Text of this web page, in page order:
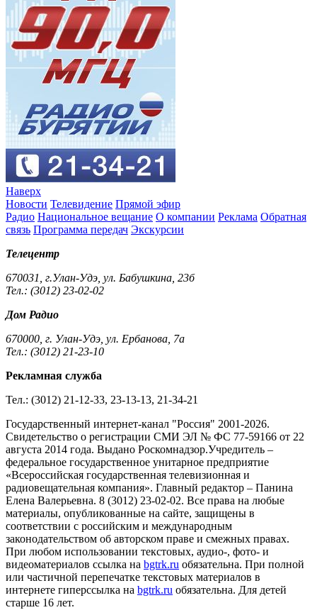
Наверх
Новости Телевидение Прямой эфир
Радио Национальное вещание О компании Реклама Обратная
связь Программа передач Экскурсии
Телецентр
670031, г.Улан-Удэ, ул. Бабушкина, 23б
Тел.: (3012) 23-02-02
Дом Радио
670000, г. Улан-Удэ, ул. Ербанова, 7а
Тел.: (3012) 21-23-10
Рекламная служба
Тел.: (3012) 21-12-33, 23-13-13, 21-34-21
Государственный интернет-канал "Россия" 2001-2026.
Cвидетельство о регистрации СМИ ЭЛ № ФС 77-59166 от 22
августа 2014 года. Выдано Роскомнадзор.Учредитель –
федеральное государственное унитарное предприятие
«Всероссийская государственная телевизионная и
радиовещательная компания». Главный редактор – Панина
Елена Валерьевна. 8 (3012) 23-02-02. Все права на любые
материалы, опубликованные на сайте, защищены в
соответствии с российским и международным
законодательством об авторском праве и смежных правах.
При любом использовании текстовых, аудио-, фото- и
видеоматериалов ссылка на bgtrk.ru обязательна. При полной
или частичной перепечатке текстовых материалов в
интернете гиперссылка на bgtrk.ru обязательна. Для детей
старше 16 лет.